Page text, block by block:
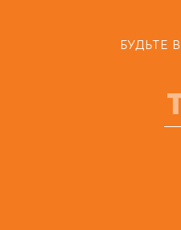
БУДЬТЕ